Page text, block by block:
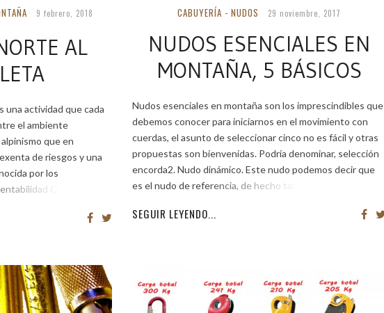
9 febrero, 2018
AL
una actividad que cada
el ambiente
que en
de riesgos y una
por los
Cualquier
CABUYERÍA - NUDOS 29 noviembre, 2017
NUDOS ESENCIALES EN
MONTAÑA, 5 BÁSICOS
Nudos esenciales en montaña son los imprescindibles que
debemos conocer para iniciarnos en el movimiento con
cuerdas, el asunto de seleccionar cinco no es fácil y otras
propuestas son bienvenidas. Podría denominar, selección
encorda2. Nudo dinámico. Este nudo podemos decir que
es el nudo de referencia, de hecho también le
SEGUIR LEYENDO...